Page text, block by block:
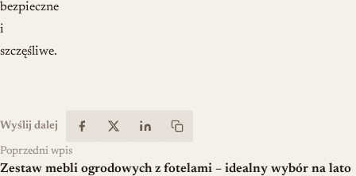
bezpieczne
i
szczęśliwe.
Wyślij dalej
Poprzedni wpis
Zestaw mebli ogrodowych z fotelami – idealny wybór na lato